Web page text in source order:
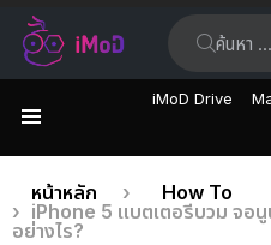
iMoD Drive
เรื่อง
ล่าสุด
คุณอยู่ที่นี่:
หน้าหลัก
How To
iPhone 5 แบตเตอรีบวม จอนู
อย่างไร?